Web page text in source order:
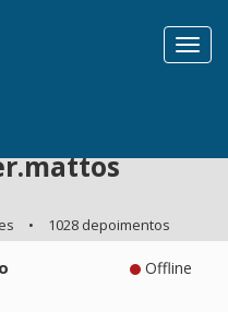
• 1028 depoimentos
Offline